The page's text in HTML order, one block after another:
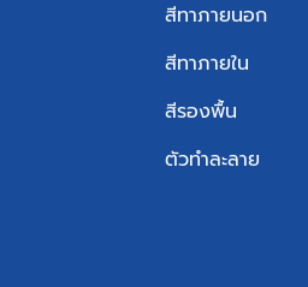
สีทาภายนอก
สีทาภายใน
สีรองพื้น
ตัวทำละลาย